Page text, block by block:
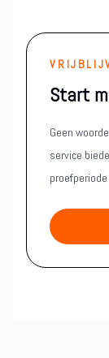
Start
Geen
service